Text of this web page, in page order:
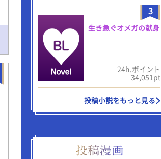
3
生き急ぐオメガの献身
24h.ポイント
34,051pt
投稿小説をもっと見る